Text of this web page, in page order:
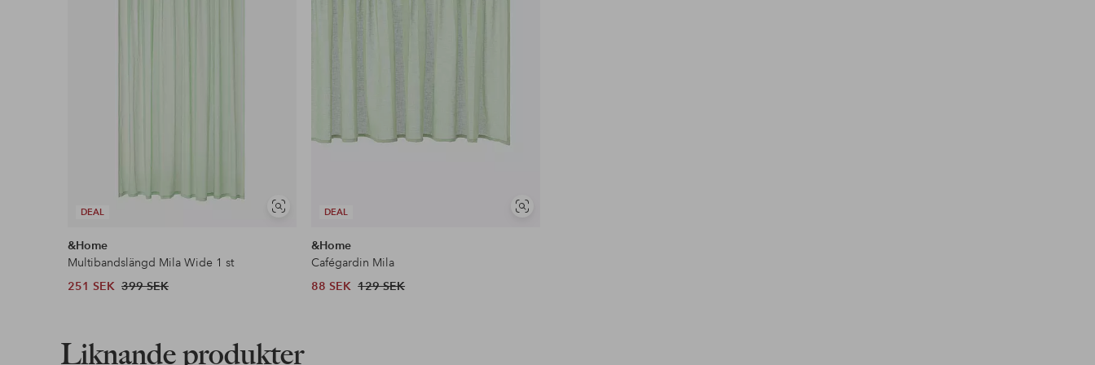
DEAL
Visa
&Home
Multibandslängd Mila Wide 1 st
251 SEK 399 SEK
DEAL
Visa
&Home
Cafégardin Mila
88 SEK 129 SEK
Liknande produkter